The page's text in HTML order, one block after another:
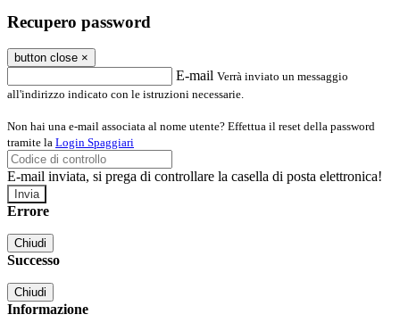
Recupero password
button close ×
E-mail Verrà inviato un messaggio
all'indirizzo indicato con le istruzioni necessarie.
Non hai una e-mail associata al nome utente? Effettua il reset della password
tramite la Login Spaggiari
E-mail inviata, si prega di controllare la casella di posta elettronica!
Errore
Chiudi
Successo
Chiudi
Informazione